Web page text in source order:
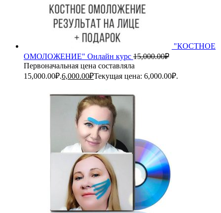
"КОСТНОЕ
ОМОЛОЖЕНИЕ" Онлайн курс 15,000.00₽
Первоначальная цена составляла
15,000.00₽.6,000.00₽Текущая цена: 6,000.00₽.